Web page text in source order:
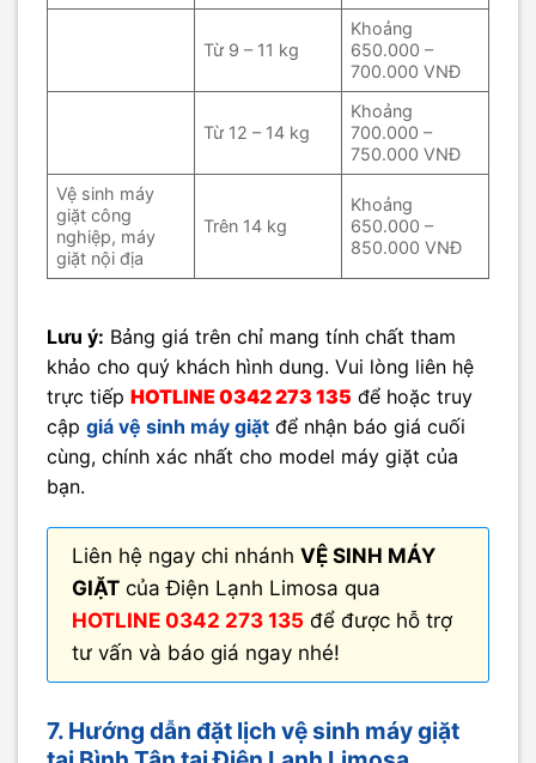
Từ 9 – 11 kg
Khoảng
650.000 –
700.000 VNĐ
Từ 12 – 14 kg
Khoảng
700.000 –
750.000 VNĐ
Vệ sinh máy
giặt công
nghiệp, máy
giặt nội địa
Trên 14 kg
Khoảng
650.000 –
850.000 VNĐ
Lưu ý: Bảng giá trên chỉ mang tính chất tham
khảo cho quý khách hình dung. Vui lòng liên hệ
trực tiếp HOTLINE 0342 273 135 để hoặc truy
cập giá vệ sinh máy giặt để nhận báo giá cuối
cùng, chính xác nhất cho model máy giặt của
bạn.
Liên hệ ngay chi nhánh VỆ SINH MÁY
GIẶT của Điện Lạnh Limosa qua
HOTLINE 0342 273 135 để được hỗ trợ
tư vấn và báo giá ngay nhé!
7. Hướng dẫn đặt lịch vệ sinh máy giặt